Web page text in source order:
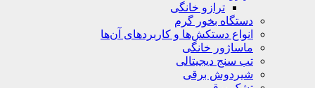
ترازو خانگی
دستگاه بخور گرم
انواع دستکش‌ها و کاربردهای آن‌ها
ماساژور خانگی
تب سنج دیجیتالی
شیردوش برقی